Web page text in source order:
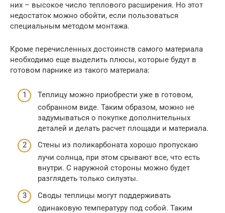
них – высокое число теплового расширения. Но этот
недостаток можно обойти, если пользоваться
специальным методом монтажа.
Кроме перечисленных достоинств самого материала
необходимо еще выделить плюсы, которые будут в
готовом парнике из такого материала:
Теплицу можно приобрести уже в готовом,
собранном виде. Таким образом, можно не
задумываться о покупке дополнительных
деталей и делать расчет площади и материала.
Стены из поликарбоната хорошо пропускаю
лучи солнца, при этом срывают все, что есть
внутри. С наружной стороны можно будет
разглядеть только силуэты.
Своды теплицы могут поддерживать
одинаковую температуру под собой. Таким